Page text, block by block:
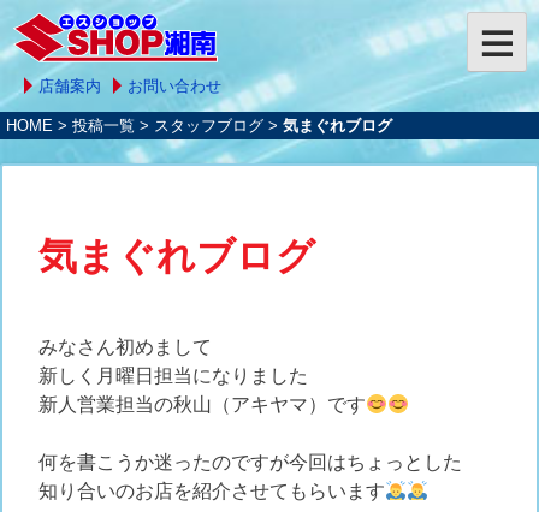
店舗案内 お問い合わせ
HOME > 投稿一覧 > スタッフブログ > 気まぐれブログ
気まぐれブログ
みなさん初めまして
新しく月曜日担当になりました
新人営業担当の秋山（アキヤマ）です
何を書こうか迷ったのですが今回はちょっとした
知り合いのお店を紹介させてもらいます